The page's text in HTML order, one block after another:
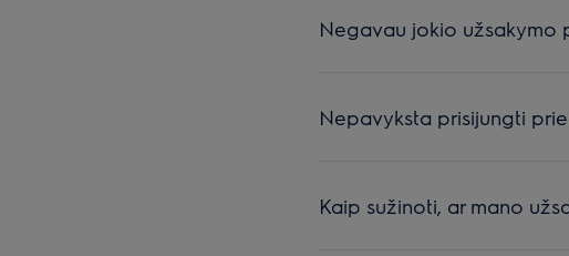
Negavau jokio užsakymo
Nepavyksta prisijungti
Kaip sužinoti, ar mano